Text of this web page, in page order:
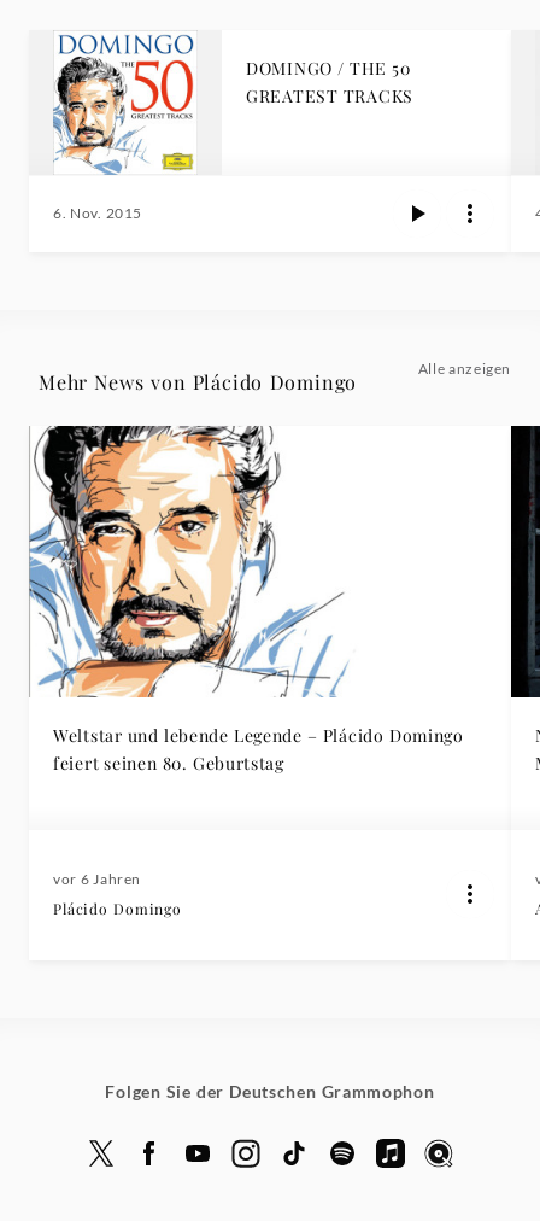
DOMINGO / THE 50
GREATEST TRACKS
6. Nov. 2015
Mehr News von Plácido Domingo
Alle anzeigen
Weltstar und lebende Legende – Plácido Domingo
feiert seinen 80. Geburtstag
vor 6 Jahren
Plácido Domingo
Folgen Sie der Deutschen Grammophon